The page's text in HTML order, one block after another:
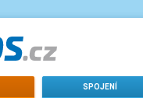
SPOJENÍ